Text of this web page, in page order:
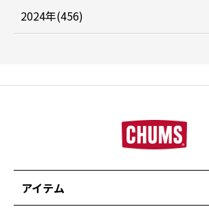
2024年(456)
アイテム